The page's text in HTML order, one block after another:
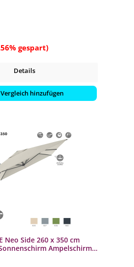
gespart)
Details
hinzufügen
Neo Side 260 x 350 cm
Ampelschirm 4